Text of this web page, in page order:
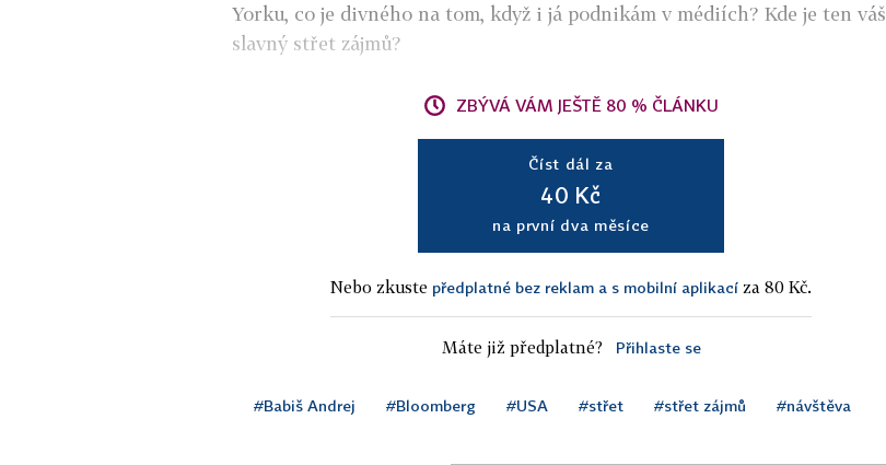
Yorku, co je divného na tom, když i já podnikám v médiích? Kde je ten váš
slavný střet zájmů?
ZBÝVÁ VÁM JEŠTĚ 80 % ČLÁNKU
Číst dál za
40 Kč
na první dva měsíce
Nebo zkuste předplatné bez reklam a s mobilní aplikací za 80 Kč.
Máte již předplatné? Přihlaste se
#Babiš Andrej #Bloomberg #USA #střet #střet zájmů #návštěva